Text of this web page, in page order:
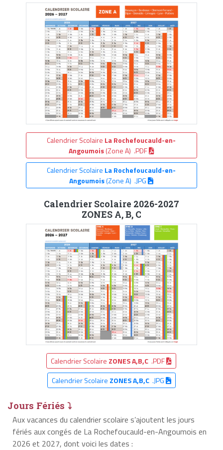
Calendrier Scolaire La Rochefoucauld-en-
Angoumois(Zone A) .PDF
Calendrier Scolaire La Rochefoucauld-en-
Angoumois(Zone A) .JPG
Calendrier Scolaire 2026-2027
ZONES A, B, C
Calendrier Scolaire ZONES A,B,C .PDF
Calendrier Scolaire ZONES A,B,C.JPG
Jours Fériés ⤵
Aux vacances du calendrier scolaire s’ajoutent les jours
fériés aux congés de La Rochefoucauld-en-Angoumois en
2026 et 2027, dont voici les dates :